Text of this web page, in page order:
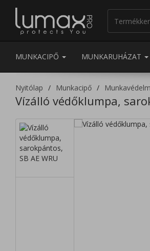
MUNKACIPŐ MUNKARUHÁZAT
Nyitólap Munkacipő
Vízálló védőklumpa,